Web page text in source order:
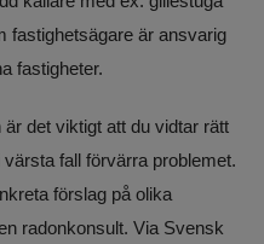
fastighetsägare är ansvarig
fastigheter.
det viktigt att du vidtar rätt
fall förvärra problemet.
förslag på olika
radonkonsult. Via Svensk